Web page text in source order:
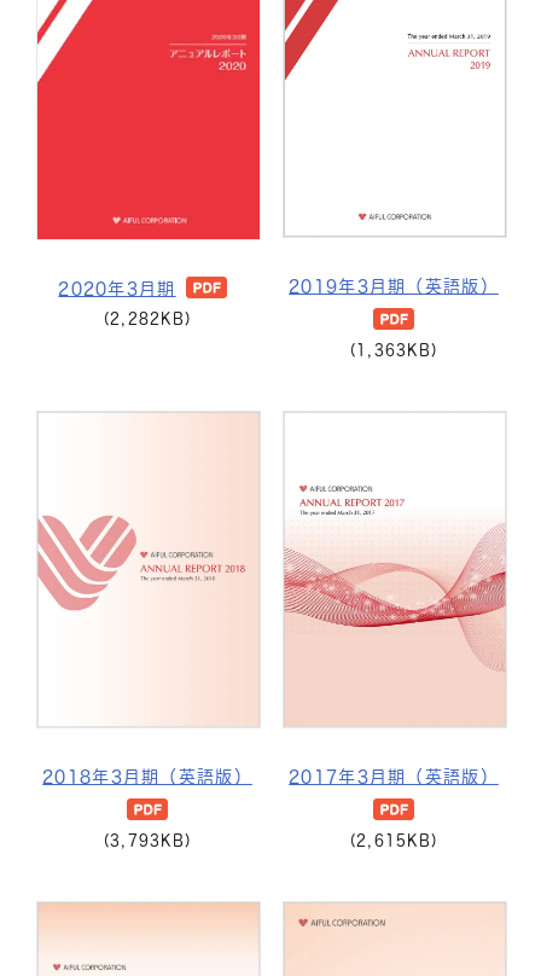
2020年3月期
(2,282KB)
2019年3月期（英語版）
(1,363KB)
2018年3月期（英語版）
(3,793KB)
2017年3月期（英語版）
(2,615KB)